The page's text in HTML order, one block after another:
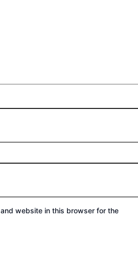
website in this browser for the